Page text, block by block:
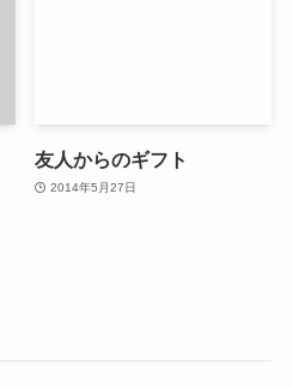
友人からのギフト
2014年5月27日